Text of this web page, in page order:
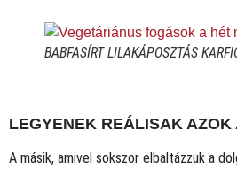
BABFASÍRT LILAKÁPOSZTÁS
LEGYENEK REÁLISAK AZOK
A másik, amivel sokszor elbaltázzuk a